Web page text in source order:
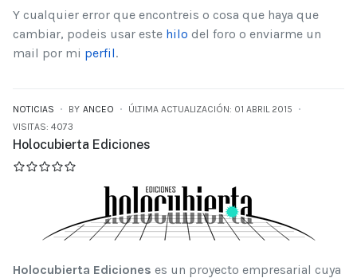
Y cualquier error que encontreis o cosa que haya que
cambiar, podeis usar este hilo del foro o enviarme un
mail por mi perfil.
NOTICIAS BY ANCEO
ÚLTIMA ACTUALIZACIÓN: 01 ABRIL 2015
VISITAS: 4073
Holocubierta Ediciones
Holocubierta Ediciones es un proyecto empresarial cuya